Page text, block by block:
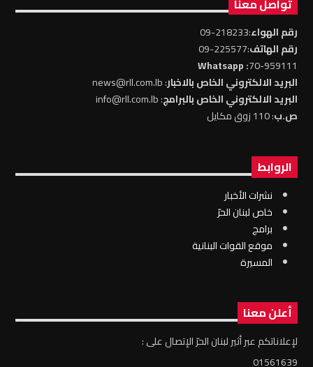
تواصل معنا
رقم الهواء:218233-09
رقم الهاتف:225577-09
70-959111
: Whatsapp
البريد الالكتروني الخاص بالاخبار: news@rll.com.lb
البريد الالكتروني الخاص بالبرامج: info@rll.com.lb
ص.ب: 110 زوق مكايل
الروابط
نشرات الأخبار
خاص لبنان الحرّ
برامج
موقع القوات البنانية
المسيرة
أعلن معنا
لإعلاناتكم عبر أثير لبنان الحرّ الإتصال على :
01561639